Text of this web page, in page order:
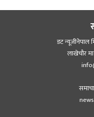
डट न्यूजीनेपाल
लाखेचौर